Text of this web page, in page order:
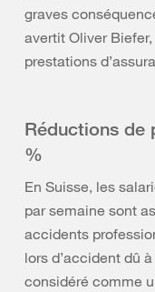
graves
avertit Oliver
prestations
Réductions de
%
En Suisse, les
par semaine sont
accidents
lors d’accident dû
considéré comme